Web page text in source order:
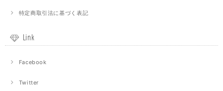
特定商取引法に基づく表記
Link
Facebook
Twitter